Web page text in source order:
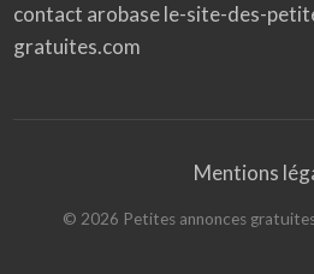
contact arobase le-site-des-
gratuites.com
Mentions
© 2026 Petites annonces